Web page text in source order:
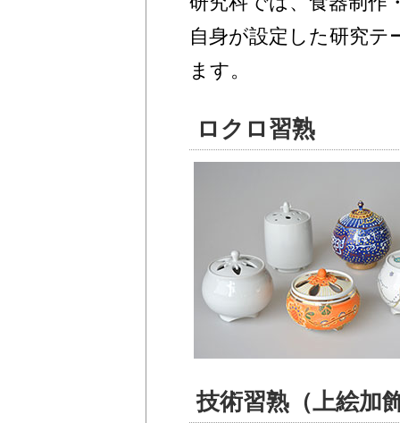
自身が設定した研究
ます。
ロクロ習熟
技術習熟（上絵加